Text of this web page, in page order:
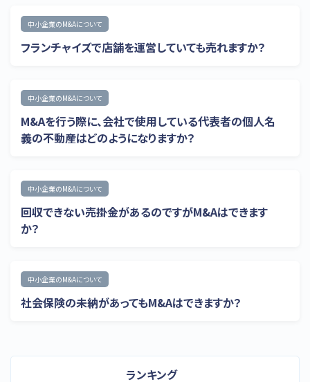
中小企業のM&Aについて
フランチャイズで店舗を運営していても売れますか？
中小企業のM&Aについて
M&Aを行う際に、会社で使用している代表者の個人名
義の不動産はどのようになりますか？
中小企業のM&Aについて
回収できない売掛金があるのですがM&Aはできます
か？
中小企業のM&Aについて
社会保険の未納があってもM&Aはできますか？
ランキング